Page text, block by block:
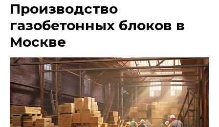
Производство
газобетонных блоков в
Москве